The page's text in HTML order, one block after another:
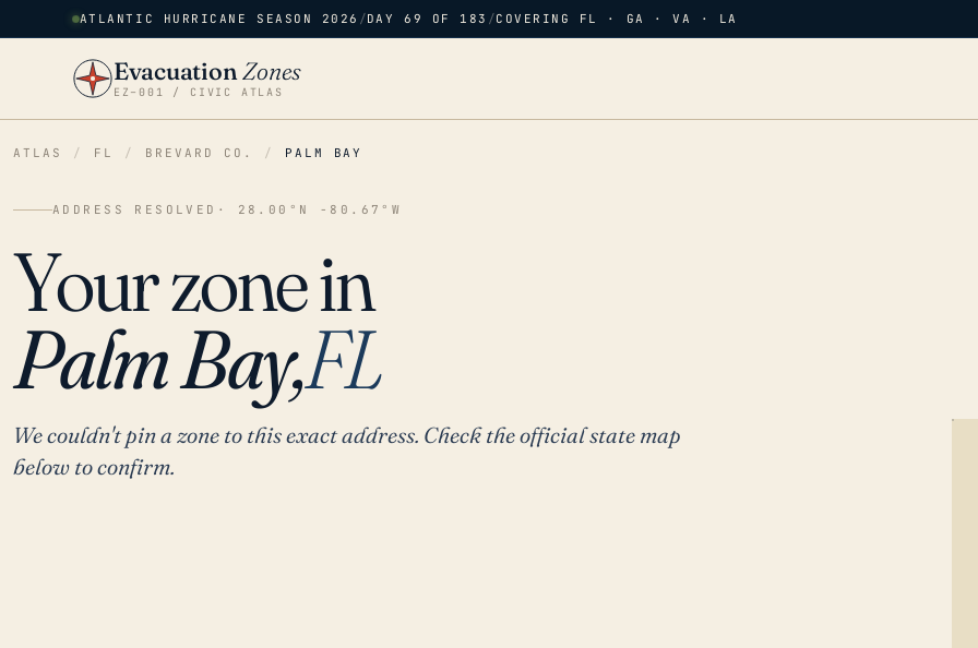
ATLANTIC HURRICANE SEASON 2026 /DAY 69 OF 183 /COVERING FL · GA · VA · LA
EvacuationZones
EZ–001 / CIVIC ATLAS
ATLAS / FL / BREVARD CO. / PALM BAY
ADDRESS RESOLVED · 28.00°N -80.67°W
Your zone in
Palm Bay,FL
We couldn't pin a zone to this exact address. Check the official state map
below to confirm.